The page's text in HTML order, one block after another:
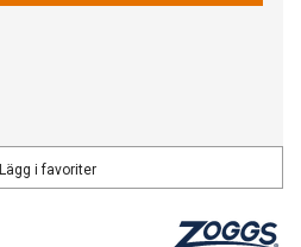
Lägg i favoriter